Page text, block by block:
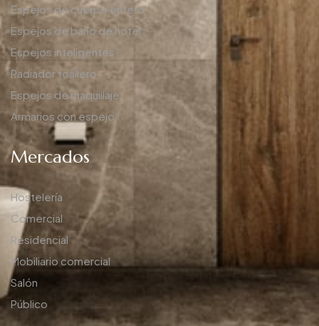
Espejos de cuerpo entero
Espejos de baño de hotel
Espejos inteligentes
Radiador toallero
Espejos de maquillaje
Armarios con espejo
Mercados
Hostelería
Comercial
Residencial
Mobiliario comercial
Salón
Público